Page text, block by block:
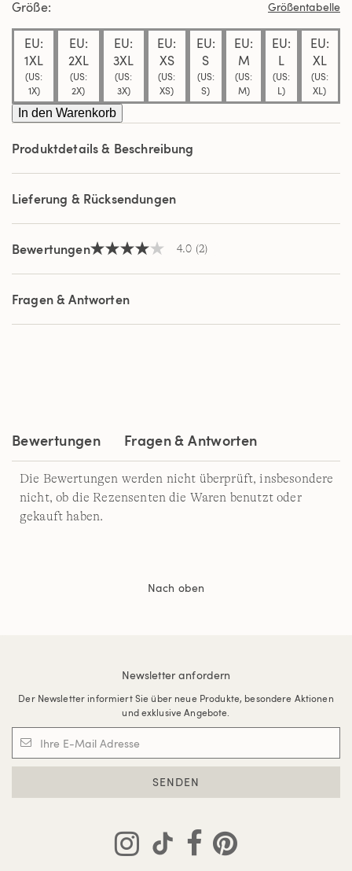
Durchschnittswert
Bewertung.
Read
Reviews.
Link
auf
derselben
Seite.
Größe Größentabelle
EU:
1XL
(US:
1X)
EU:
2XL
(US:
2X)
EU:
3XL
(US:
3X)
EU:
XS
(US:
XS)
EU:
S
(US:
S)
EU:
M
(US:
M)
EU:
L
(US:
L)
EU:
XL
(US:
XL)
In den Warenkorb
Produktdetails & Beschreibung
Lieferung & Rücksendungen
Bewertungen4.0
5
Sternen,
Durchschnittswert
Bewertung.
4.0 (2)
Fragen & Antworten
Bewertungen Fragen & Antworten
Die Bewertungen werden nicht überprüft, insbesondere
nicht, ob die Rezensenten die Waren benutzt oder
gekauft haben.
Nach oben
Newsletter anfordern
Der Newsletter informiert Sie über neue Produkte, besondere Aktionen
und exklusive Angebote.
SENDEN